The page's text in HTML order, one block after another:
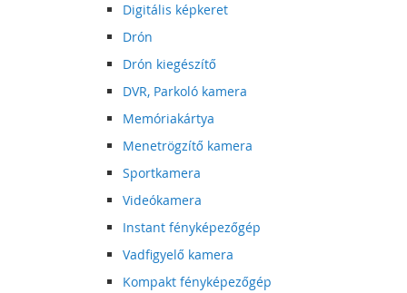
Digitális képkeret
Drón
Drón kiegészítő
DVR, Parkoló kamera
Memóriakártya
Menetrögzítő kamera
Sportkamera
Videókamera
Instant fényképezőgép
Vadfigyelő kamera
Kompakt fényképezőgép